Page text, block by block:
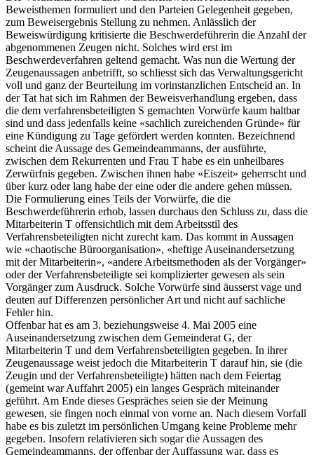
Beweisthemen formuliert und den Parteien Gelegenheit gegeben,
zum Beweisergebnis Stellung zu nehmen. Anlässlich der
Beweiswürdigung kritisierte die Beschwerdeführerin die Anzahl der
abgenommenen Zeugen nicht. Solches wird erst im
Beschwerdeverfahren geltend gemacht. Was nun die Wertung der
Zeugenaussagen anbetrifft, so schliesst sich das Verwaltungsgericht
voll und ganz der Beurteilung im vorinstanzlichen Entscheid an. In
der Tat hat sich im Rahmen der Beweisverhandlung ergeben, dass
die dem verfahrensbeteiligten S gemachten Vorwürfe kaum haltbar
sind und dass jedenfalls keine «sachlich zureichenden Gründe» für
eine Kündigung zu Tage gefördert werden konnten. Bezeichnend
scheint die Aussage des Gemeindeammanns, der ausführte,
zwischen dem Rekurrenten und Frau T habe es ein unheilbares
Zerwürfnis gegeben. Zwischen ihnen habe «Eiszeit» geherrscht und
über kurz oder lang habe der eine oder die andere gehen müssen.
Die Formulierung eines Teils der Vorwürfe, die die
Beschwerdeführerin erhob, lassen durchaus den Schluss zu, dass die
Mitarbeiterin T offensichtlich mit dem Arbeitsstil des
Verfahrensbeteiligten nicht zurecht kam. Das kommt in Aussagen
wie «chaotische Büroorganisation», «heftige Auseinandersetzung
mit der Mitarbeiterin», «andere Arbeitsmethoden als der Vorgänger»
oder der Verfahrensbeteiligte sei komplizierter gewesen als sein
Vorgänger zum Ausdruck. Solche Vorwürfe sind äusserst vage und
deuten auf Differenzen persönlicher Art und nicht auf sachliche
Fehler hin.
Offenbar hat es am 3. beziehungsweise 4. Mai 2005 eine
Auseinandersetzung zwischen dem Gemeinderat G, der
Mitarbeiterin T und dem Verfahrensbeteiligten gegeben. In ihrer
Zeugenaussage weist jedoch die Mitarbeiterin T darauf hin, sie (die
Zeugin und der Verfahrensbeteiligte) hätten nach dem Feiertag
(gemeint war Auffahrt 2005) ein langes Gespräch miteinander
geführt. Am Ende dieses Gespräches seien sie der Meinung
gewesen, sie fingen noch einmal von vorne an. Nach diesem Vorfall
habe es bis zuletzt im persönlichen Umgang keine Probleme mehr
gegeben. Insofern relativieren sich sogar die Aussagen des
Gemeindeammanns, der offenbar der Auffassung war, dass es